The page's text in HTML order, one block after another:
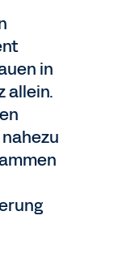
in
allein.